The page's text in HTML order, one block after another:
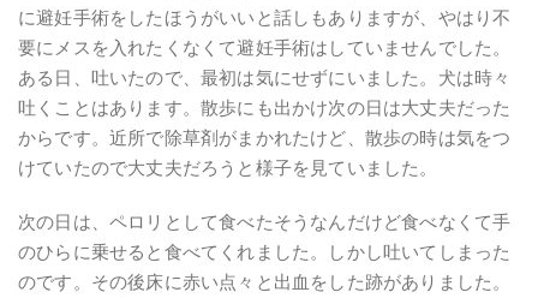
に避妊手術をしたほうがいいと話しもありますが、やはり不
要にメスを入れたくなくて避妊手術はしていませんでした。
ある日、吐いたので、最初は気にせずにいました。犬は時々
吐くことはあります。散歩にも出かけ次の日は大丈夫だった
からです。近所で除草剤がまかれたけど、散歩の時は気をつ
けていたので大丈夫だろうと様子を見ていました。
次の日は、ペロリとして食べたそうなんだけど食べなくて手
のひらに乗せると食べてくれました。しかし吐いてしまった
のです。その後床に赤い点々と出血をした跡がありました。